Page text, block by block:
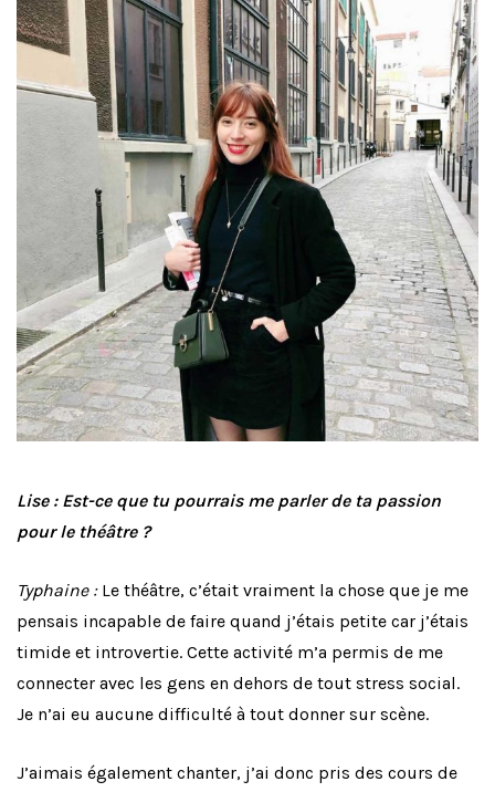
Lise : Est-ce que tu pourrais me parler de ta passion
pour le théâtre ?
Typhaine : Le théâtre, c’était vraiment la chose que je me
pensais incapable de faire quand j’étais petite car j’étais
timide et introvertie. Cette activité m’a permis de me
connecter avec les gens en dehors de tout stress social.
Je n’ai eu aucune difficulté à tout donner sur scène.
J’aimais également chanter, j’ai donc pris des cours de